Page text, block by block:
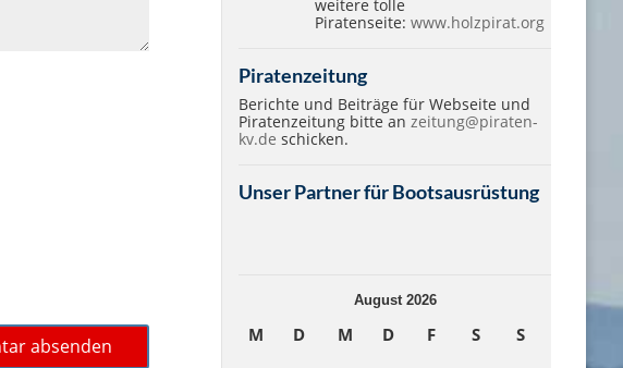
weitere tolle
Piratenseite:www.holzpirat.org
Piratenzeitung
Berichte und Beiträge für Webseite und
Piratenzeitung bitte anzeitung@piraten-
kv.de schicken.
Unser Partner für Bootsausrüstung
August 2026
M D M D F S S